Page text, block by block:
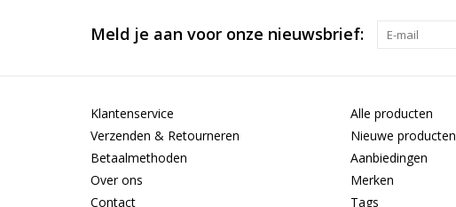
Meld je aan voor onze nieuwsbrief:
Klantenservice
Verzenden & Retourneren
Betaalmethoden
Over ons
Contact
Alle producten
Nieuwe producten
Aanbiedingen
Merken
Tags